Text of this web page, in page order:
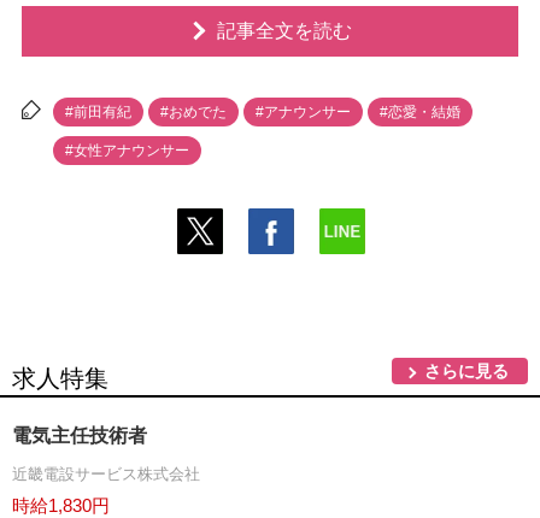
記事全文を読む
#前田有紀 #おめでた #アナウンサー #恋愛・結婚
#女性アナウンサー
求人特集 さらに見る
電気主任技術者
近畿電設サービス株式会社
時給1,830円